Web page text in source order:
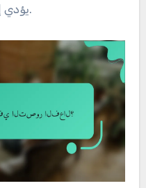
يؤدي إلى تحسين النتائج في رياضتهم.